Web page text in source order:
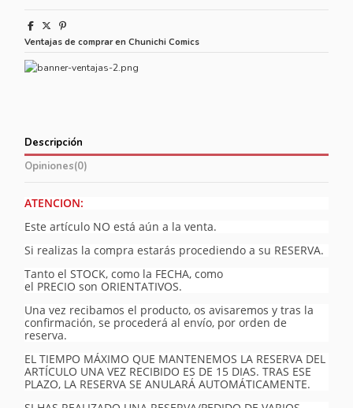
Ventajas de comprar en Chunichi Comics
Descripción
Opiniones(0)
ATENCION:
Este artículo NO está aún a la venta.
Si realizas la compra estarás procediendo a su RESERVA.
Tanto el STOCK, como la FECHA, como
el PRECIO son ORIENTATIVOS.
Una vez recibamos el producto, os avisaremos y tras la
confirmación, se procederá al envío, por orden de
reserva.
EL TIEMPO MÁXIMO QUE MANTENEMOS LA RESERVA DEL
ARTÍCULO UNA VEZ RECIBIDO ES DE 15 DIAS. TRAS ESE
PLAZO, LA RESERVA SE ANULARÁ AUTOMÁTICAMENTE.